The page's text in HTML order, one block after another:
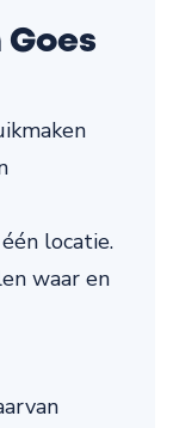
Goes
locatie.
waar en